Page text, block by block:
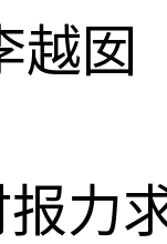
越囡
力